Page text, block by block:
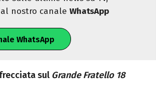
al nostro canaleWhatsApp
WhatsApp
sul Grande Fratello 18